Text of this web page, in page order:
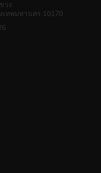
วง
ทพมหานคร 10170